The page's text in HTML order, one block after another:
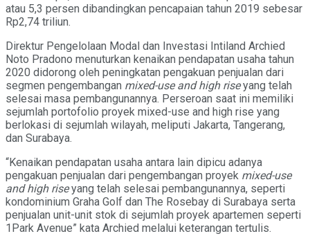
atau 5,3 persen dibandingkan pencapaian tahun 2019 sebesar
Rp2,74 triliun.
Direktur Pengelolaan Modal dan Investasi Intiland Archied
Noto Pradono menuturkan kenaikan pendapatan usaha tahun
2020 didorong oleh peningkatan pengakuan penjualan dari
segmen pengembangan mixed-use and high riseyang telah
selesai masa pembangunannya. Perseroan saat ini memiliki
sejumlah portofolio proyek mixed-use and high rise yang
berlokasi di sejumlah wilayah, meliputi Jakarta, Tangerang,
dan Surabaya.
“Kenaikan pendapatan usaha antara lain dipicu adanya
pengakuan penjualan dari pengembangan proyek mixed-use
and high riseyang telah selesai pembangunannya, seperti
kondominium Graha Golf dan The Rosebay di Surabaya serta
penjualan unit-unit stok di sejumlah proyek apartemen seperti
1Park Avenue” kata Archied melalui keterangan tertulis.